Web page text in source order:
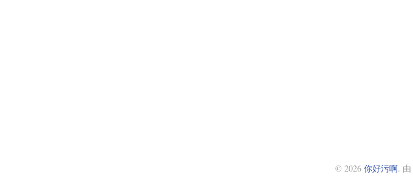
© 2026 你好污啊. 由